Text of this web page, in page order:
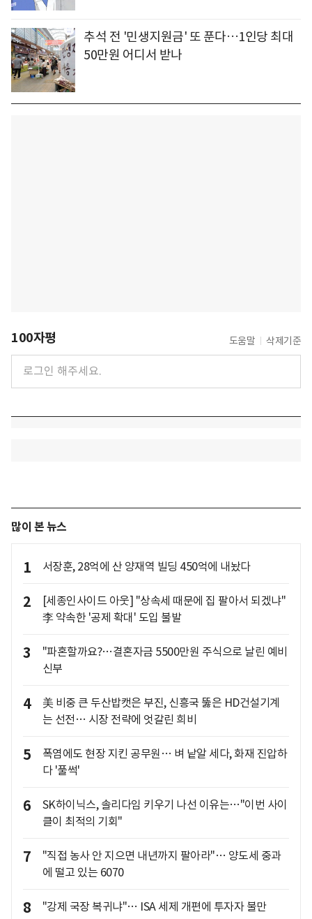
추석 전 '민생지원금' 또 푼다…1인당 최대
50만원 어디서 받나
100자평 도움말 삭제기준
많이 본 뉴스
1 서장훈, 28억에 산 양재역 빌딩 450억에 내놨다
2
[세종인사이드 아웃] "상속세 때문에 집 팔아서 되겠냐"
李 약속한 '공제 확대' 도입 불발
3
"파혼할까요?…결혼자금 5500만원 주식으로 날린 예비
신부
4
美 비중 큰 두산밥캣은 부진, 신흥국 뚫은 HD건설기계
는 선전… 시장 전략에 엇갈린 희비
5
폭염에도 현장 지킨 공무원… 벼 낱알 세다, 화재 진압하
다 '풀썩'
6
SK하이닉스, 솔리다임 키우기 나선 이유는…"이번 사이
클이 최적의 기회"
7
"직접 농사 안 지으면 내년까지 팔아라"… 양도세 중과
에 떨고 있는 6070
8 "강제 국장 복귀냐"… ISA 세제 개편에 투자자 불만